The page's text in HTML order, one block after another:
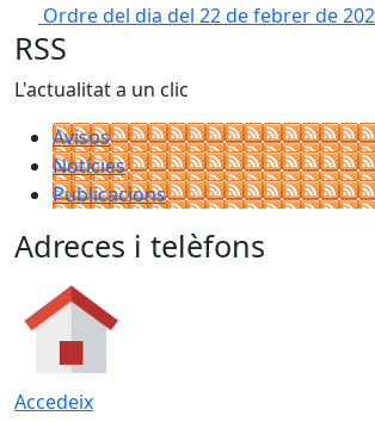
Ordre del dia del 22 de febrer de
RSS
L'actualitat a un clic
Avisos
Notícies
Publicacions
Adreces i telèfons
Accedeix